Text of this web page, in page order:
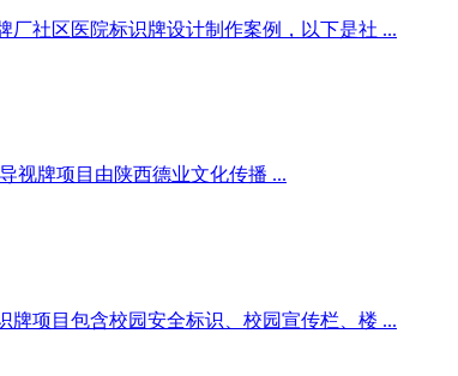
社区医院标识牌设计制作案例，以下是社 ...
视牌项目由陕西德业文化传播 ...
项目包含校园安全标识、校园宣传栏、楼 ...